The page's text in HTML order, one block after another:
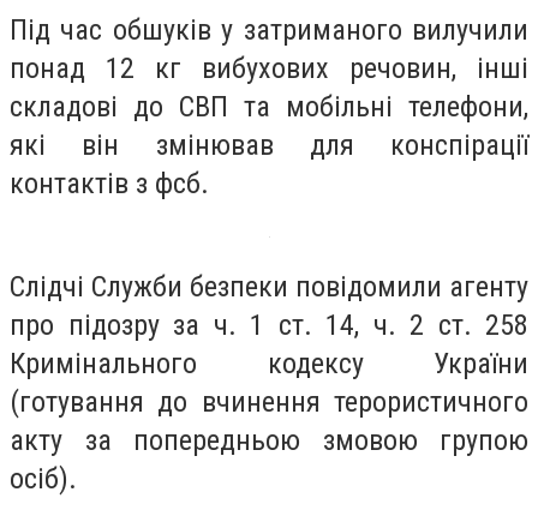
Під час обшуків у затриманого вилучили
понад 12 кг вибухових речовин, інші
складові до СВП та мобільні телефони,
які він змінював для конспірації
контактів з фсб.
Слідчі Служби безпеки повідомили агенту
про підозру за ч. 1 ст. 14, ч. 2 ст. 258
Кримінального кодексу України
(готування до вчинення терористичного
акту за попередньою змовою групою
осіб).